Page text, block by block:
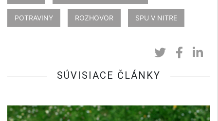
POTRAVINY ROZHOVOR SPU V NITRE
SÚVISIACE ČLÁNKY